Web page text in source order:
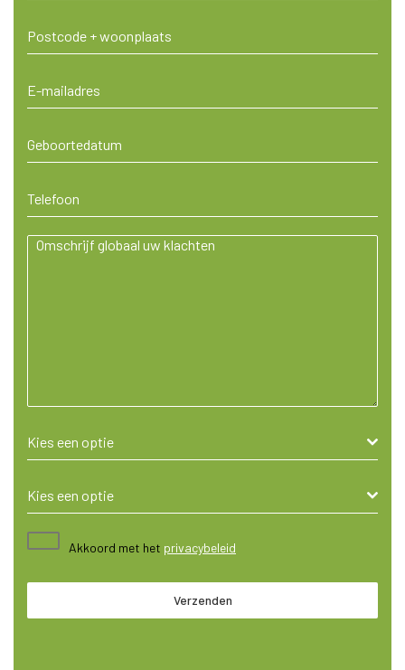
Kies een optie
Kies een optie
Akkoord met het privacybeleid
Verzenden